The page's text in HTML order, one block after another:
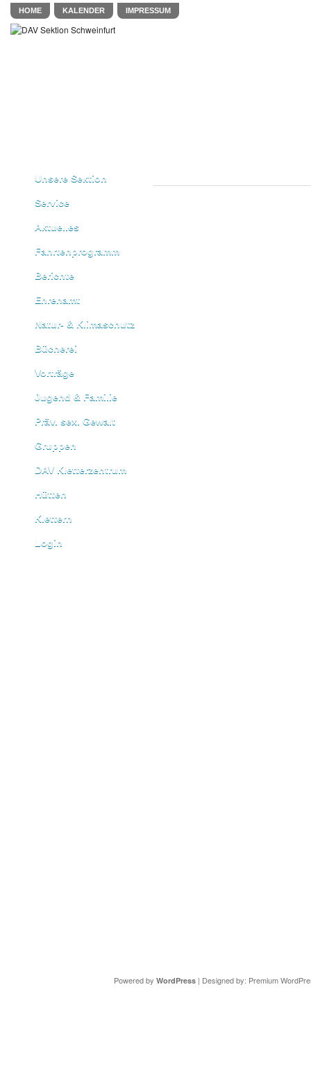
HOME KALENDER IMPRESSUM
Unsere Sektion
Service
Aktuelles
Fahrtenprogramm
Berichte
Ehrenamt
Natur- & Klimaschutz
Bücherei
Vorträge
Jugend & Familie
Präv. sex. Gewalt
Gruppen
DAV Kletterzentrum
Hütten
Klettern
Login
Powered by WordPress| Designed by: Premium